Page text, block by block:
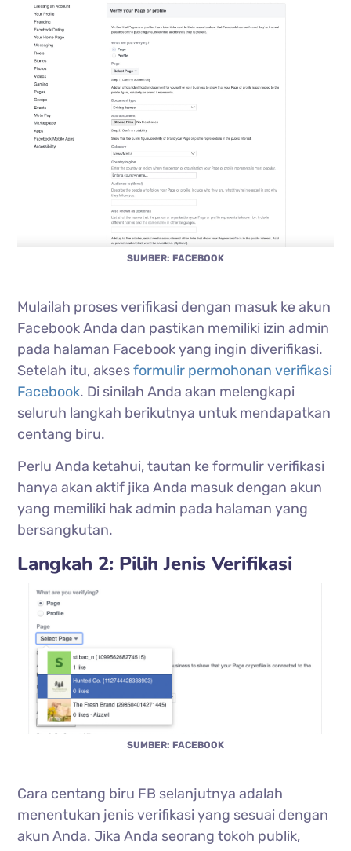
SUMBER: FACEBOOK
Mulailah proses verifikasi dengan masuk ke akun
Facebook Anda dan pastikan memiliki izin admin
pada halaman Facebook yang ingin diverifikasi.
Setelah itu, aksesformulir permohonan verifikasi
Facebook. Di sinilah Anda akan melengkapi
seluruh langkah berikutnya untuk mendapatkan
centang biru.
Perlu Anda ketahui, tautan ke formulir verifikasi
hanya akan aktif jika Anda masuk dengan akun
yang memiliki hak admin pada halaman yang
bersangkutan.
Langkah 2: Pilih Jenis Verifikasi
SUMBER: FACEBOOK
Cara centang biru FB selanjutnya adalah
menentukan jenis verifikasi yang sesuai dengan
akun Anda. Jika Anda seorang tokoh publik,